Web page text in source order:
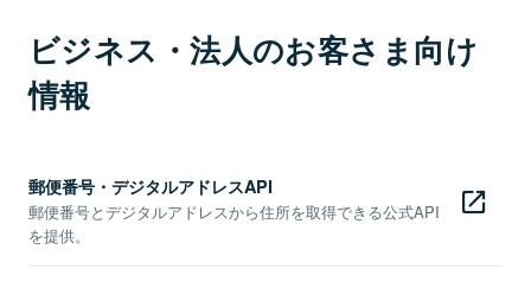
ビジネス・法人のお客さま向け
情報
郵便番号・デジタルアドレスAPI
郵便番号とデジタルアドレスから住所を取得できる公式API
を提供。